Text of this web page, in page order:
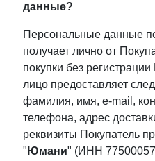
данные?
Персональные данные
получает лично от
покупки без
лицо предоставляет
фамилия, имя, e-mail,
телефона, адрес
реквизиты Покупатель
" Юмани" (ИНН